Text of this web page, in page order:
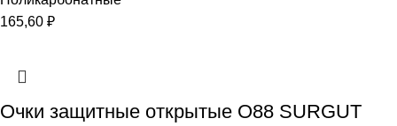
165,60 ₽
Очки защитные открытые О88 SURGUT